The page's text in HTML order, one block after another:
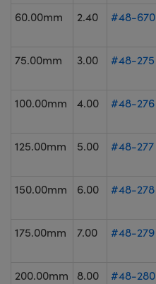
60.00mm
2.40 #48-670
75.00mm
3.00 #48-275
100.00mm
4.00 #48-276
125.00mm
5.00 #48-277
150.00mm
6.00 #48-278
175.00mm
7.00 #48-279
200.00mm
8.00 #48-280